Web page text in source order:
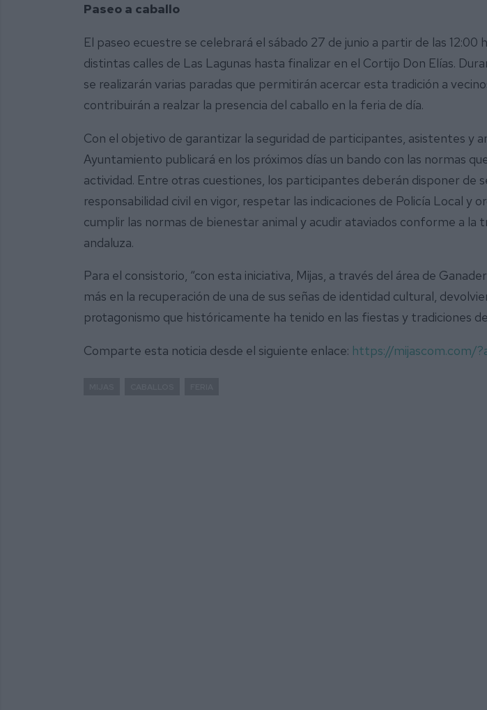
Paseo a caballo
El paseo ecuestre se celebrará el sábado 27 de junio a partir de las 12:00
distintas calles de Las Lagunas hasta finalizar en el Cortijo Don Elías.
se realizarán varias paradas que permitirán acercar esta tradición a
contribuirán a realzar la presencia del caballo en la feria de día.
Con el objetivo de garantizar la seguridad de participantes, asistentes y
Ayuntamiento publicará en los próximos días un bando con las normas
actividad. Entre otras cuestiones, los participantes deberán disponer de
responsabilidad civil en vigor, respetar las indicaciones de Policía Local y
cumplir las normas de bienestar animal y acudir ataviados conforme a la
andaluza.
Para el consistorio, “con esta iniciativa, Mijas, a través del área de
más en la recuperación de una de sus señas de identidad cultural,
protagonismo que históricamente ha tenido en las fiestas y tradiciones
Comparte esta noticia desde el siguiente enlace: https://mijascom.com/